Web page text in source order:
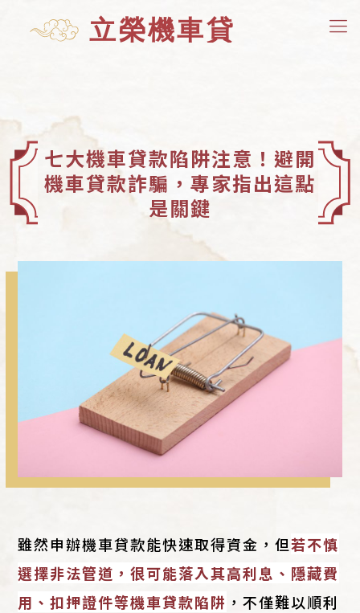
七大機車貸款陷阱注意！避開
機車貸款詐騙，專家指出這點
是關鍵
雖然申辦機車貸款能快速取得資金，但若不慎
選擇非法管道，很可能落入其高利息、隱藏費
用、扣押證件等機車貸款陷阱 ，不僅難以順利